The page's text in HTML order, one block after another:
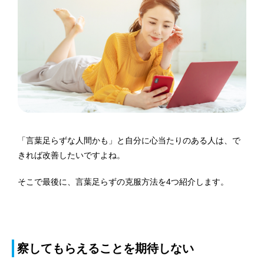
「言葉足らずな人間かも」と自分に心当たりのある人は、で
きれば改善したいですよね。
そこで最後に、言葉足らずの克服方法を4つ紹介します。
察してもらえることを期待しない